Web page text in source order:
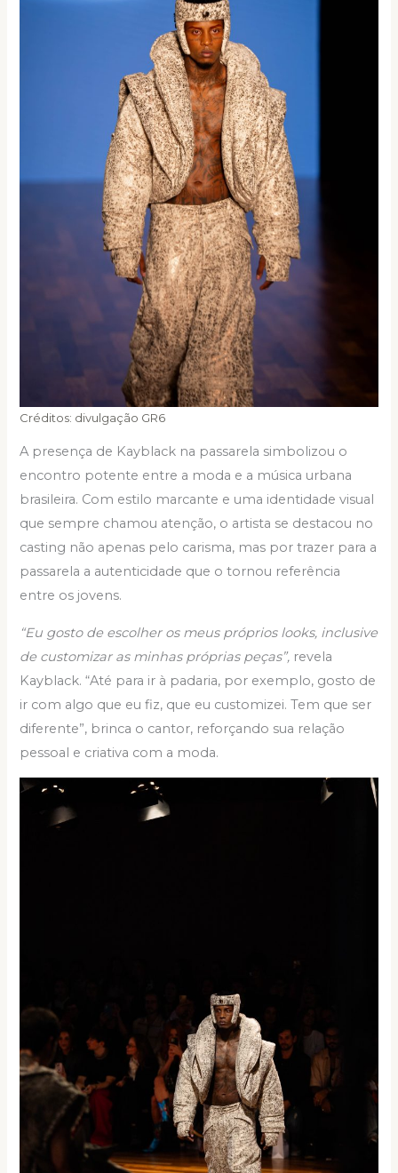
Créditos: divulgação GR6
A presença de Kayblack na passarela simbolizou o
encontro potente entre a moda e a música urbana
brasileira. Com estilo marcante e uma identidade visual
que sempre chamou atenção, o artista se destacou no
casting não apenas pelo carisma, mas por trazer para a
passarela a autenticidade que o tornou referência
entre os jovens.
“Eu gosto de escolher os meus próprios looks, inclusive
de customizar as minhas próprias peças”, revela
Kayblack. “Até para ir à padaria, por exemplo, gosto de
ir com algo que eu fiz, que eu customizei. Tem que ser
diferente”, brinca o cantor, reforçando sua relação
pessoal e criativa com a moda.